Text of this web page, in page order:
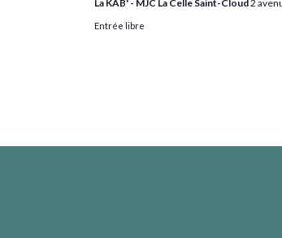
La KAB' - MJC La Celle Saint-Cloud2
Entrée libre